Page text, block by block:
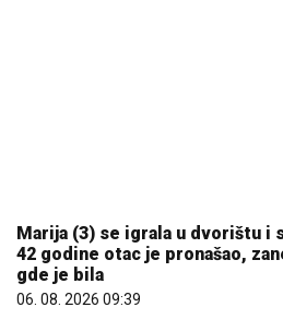
Marija (3) se igrala u dvorištu i
42 godine otac je pronašao,
gde je bila
06. 08. 2026 09:39